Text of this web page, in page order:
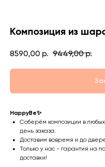
Композиция из
8590,00 р. 9449,00 р.
HappyBe✨
Соберём композиции в
день заказа.
Доставим вовремя и до
Только у нас - гарантия на
доставки!